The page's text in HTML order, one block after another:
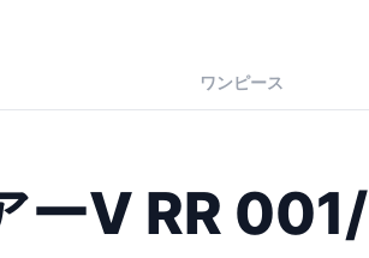
ワンピース
ーV RR